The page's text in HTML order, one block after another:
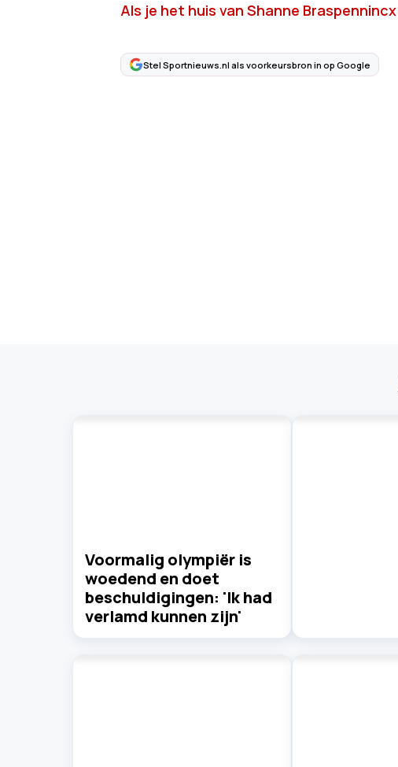
Als je het huis van Shanne
Stel Sportnieuws.nl als voorkeursbron in op Google
Voormalig olympiër is
woedend en doet
beschuldigingen: 'Ik had
verlamd kunnen zijn'